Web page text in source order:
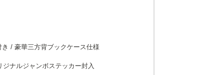
/ 豪華三方背ブックケース仕様
ナルジャンボステッカー封入